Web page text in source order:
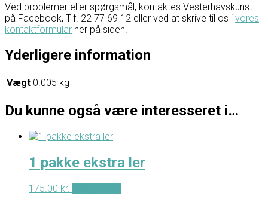
Ved problemer eller spørgsmål, kontaktes Vesterhavskunst
på Facebook, Tlf. 22 77 69 12 eller ved at skrive til os i vores
kontaktformular her på siden.
Yderligere information
Vægt 0.005 kg
Du kunne også være interesseret i…
1 pakke ekstra ler
175.00 kr.